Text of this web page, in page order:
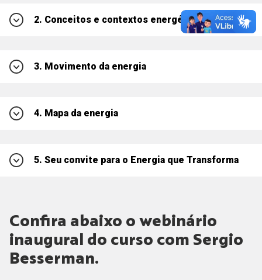
Como sua energia se transforma
Transformando energia em ação
2. Conceitos e contextos energéticos
Recursos energéticos
3. Movimento da energia
Práticas que transformam
4. Mapa da energia
Matrizes Energéticas
5. Seu convite para o Energia que Transforma
Visão de futuro
Ativando a Energia
Confira abaixo o webinário
inaugural do curso com Sergio
Besserman.